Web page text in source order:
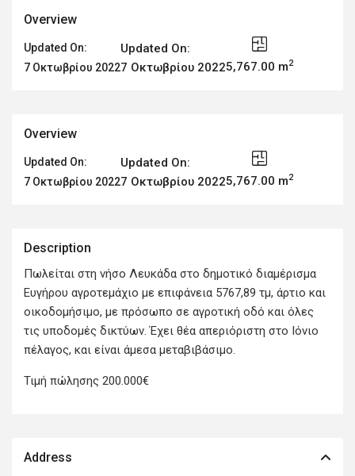
Overview
Updated On:
7 Οκτωβρίου 2022
Updated On:
7 Οκτωβρίου 20225,767.00 m2
Overview
Updated On:
7 Οκτωβρίου 2022
Updated On:
7 Οκτωβρίου 20225,767.00 m2
Description
Πωλείται στη νήσο Λευκάδα στο δημοτικό διαμέρισμα
Ευγήρου αγροτεμάχιο με επιφάνεια 5767,89 τμ, άρτιο και
οικοδομήσιμο, με πρόσωπο σε αγροτική οδό και όλες
τις υποδομές δικτύων. Έχει θέα απεριόριστη στο Ιόνιο
πέλαγος, και είναι άμεσα μεταβιβάσιμο.
Τιμή πώλησης 200.000€
Address